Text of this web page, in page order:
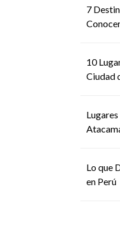
7
10
Ciudad
Lo que
en Perú